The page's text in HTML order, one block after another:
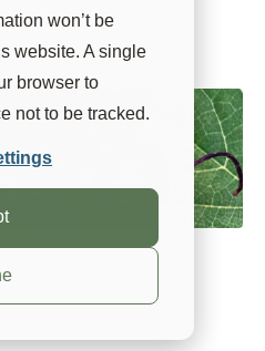
won’t be
website. A single
browser to
not to be tracked.
2022, 22:00:00